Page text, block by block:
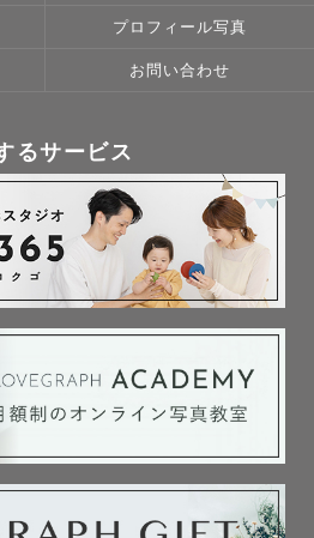
プロフィール写真
お問い合わせ
るサービス